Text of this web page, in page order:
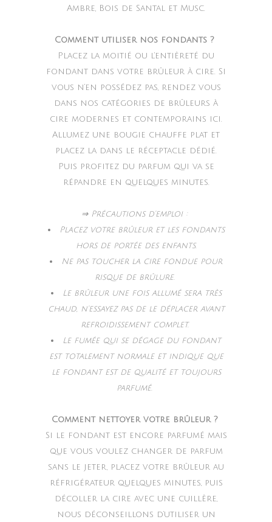
Ambre, Bois de Santal et Musc.
Comment utiliser nos fondants ?
Placez la moitié ou l’entièreté du
fondant dans votre brûleur à cire. Si
vous n’en possédez pas, rendez vous
dans nos catégories de brûleurs à
cire modernes et contemporains ici.
Allumez une bougie chauffe plat et
placez la dans le réceptacle dédié.
Puis profitez du parfum qui va se
répandre en quelques minutes.
⇒ Précautions d’emploi :
Placez votre brûleur et les fondants
hors de portée des enfants.
Ne pas toucher la cire fondue pour
risque de brûlure.
Le brûleur une fois allumé sera très
chaud, n’essayez pas de le déplacer avant
refroidissement complet.
Le fumée qui se dégage du fondant
est totalement normale et indique que
le fondant est de qualité et toujours
parfumé.
Comment nettoyer votre brûleur ?
Si le fondant est encore parfumé mais
que vous voulez changer de parfum
sans le jeter, placez votre brûleur au
réfrigérateur quelques minutes, puis
décoller la cire avec une cuillère,
nous déconseillons d’utiliser un